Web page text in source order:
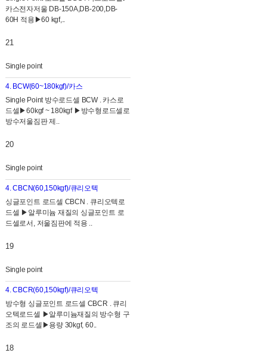
카스전자저울 DB-150A,DB-200,DB-
60H 적용▶60 kgf,..
21
Single point
4. BCW(60~180kgf)/카스
Single Point 방수로드셀 BCW . 카스로
드셀▶60kgf ~ 180kgf ▶방수형로드셀로
방수저울짐판 제..
20
Single point
4. CBCN(60,150kgf)/큐리오텍
​싱글포인트 로드셀 CBCN . 큐리오텍로
드셀 ▶알루미늄 재질의 싱글포인트 로
드셀로서, 저울짐판에 적용 ..
19
Single point
4. CBCR(60,150kgf)/큐리오텍
방수형 싱글포인트 로드셀 CBCR . 큐리
오텍로드셀 ▶알루미늄재질의 방수형 구
조의 로드셀▶용량 30kgf, 60..
18